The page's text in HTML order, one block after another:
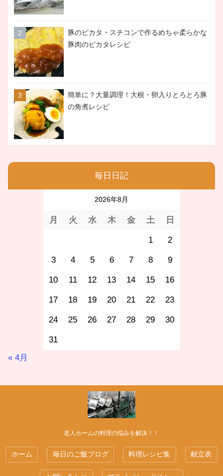
豚のピカタ・スチコンで作るめちゃ柔らかな
豚肉のピカタレシピ
簡単に？大量調理！大根・卵入りとろとろ豚
の角煮レシピ
毎日日記
2026年8月
月 火 水 木 金 土 日
1 2
3 4 5 6 7 8 9
10 11 12 13 14 15 16
17 18 19 20 21 22 23
24 25 26 27 28 29 30
31
« 4月
老人ホームの料理の悩みを解決！！
ホーム 毎日のご飯ブログ 料理レシピ集 献立表